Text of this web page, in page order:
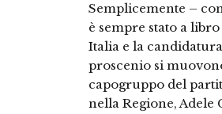
Semplicemente –
è sempre stato a
Italia e la
proscenio si
capogruppo del
nella Regione, Adele